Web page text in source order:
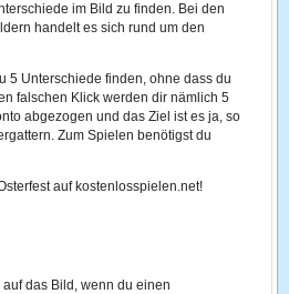
im Bild zu finden. Bei den
handelt es sich rund um den
5 Unterschiede finden, ohne dass du
falschen Klick werden dir nämlich 5
abgezogen und das Ziel ist es ja, so
Zum Spielen benötigst du
auf kostenlosspielen.net!
das Bild, wenn du einen